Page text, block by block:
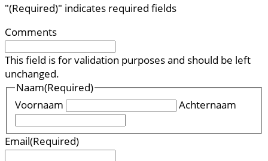
"(Required)" indicates required fields
Comments
This field is for validation purposes and should be left
unchanged.
Naam(Required)
Voornaam
Achternaam
Email(Required)